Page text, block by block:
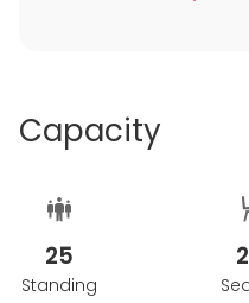
Capacity
25
Standing